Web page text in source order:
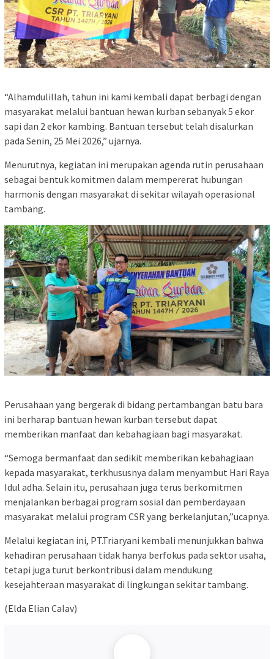
“Alhamdulillah, tahun ini kami kembali dapat berbagi dengan
masyarakat melalui bantuan hewan kurban sebanyak 5 ekor
sapi dan 2 ekor kambing. Bantuan tersebut telah disalurkan
pada Senin, 25 Mei 2026,” ujarnya.
Menurutnya, kegiatan ini merupakan agenda rutin perusahaan
sebagai bentuk komitmen dalam mempererat hubungan
harmonis dengan masyarakat di sekitar wilayah operasional
tambang.
Perusahaan yang bergerak di bidang pertambangan batu bara
ini berharap bantuan hewan kurban tersebut dapat
memberikan manfaat dan kebahagiaan bagi masyarakat.
“Semoga bermanfaat dan sedikit memberikan kebahagiaan
kepada masyarakat, terkhususnya dalam menyambut Hari Raya
Idul adha. Selain itu, perusahaan juga terus berkomitmen
menjalankan berbagai program sosial dan pemberdayaan
masyarakat melalui program CSR yang berkelanjutan,”ucapnya.
Melalui kegiatan ini, PT.Triaryani kembali menunjukkan bahwa
kehadiran perusahaan tidak hanya berfokus pada sektor usaha,
tetapi juga turut berkontribusi dalam mendukung
kesejahteraan masyarakat di lingkungan sekitar tambang.
(Elda Elian Calav)